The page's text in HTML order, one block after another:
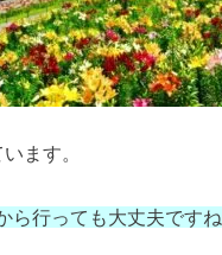
ます。
ら行っても大丈夫ですね